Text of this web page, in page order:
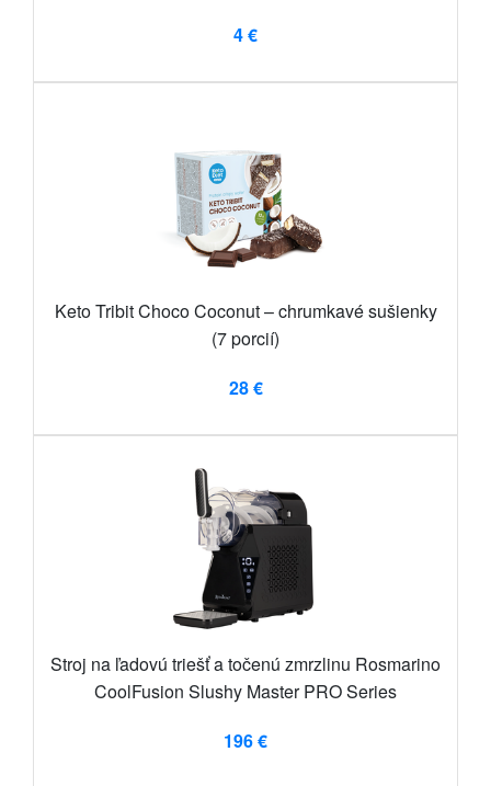
4 €
Keto Tribit Choco Coconut – chrumkavé sušienky
(7 porcií)
28 €
Stroj na ľadovú triešť a točenú zmrzlinu Rosmarino
CoolFusion Slushy Master PRO Series
196 €